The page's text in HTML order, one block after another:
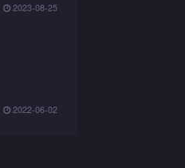
2023-08-25
2022-06-02